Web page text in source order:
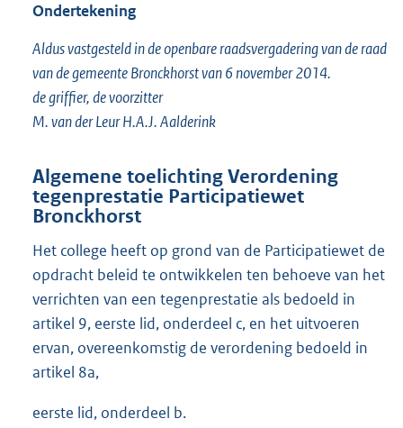
Ondertekening
Aldus vastgesteld in de openbare raadsvergadering van de raad
van de gemeente Bronckhorst van 6 november 2014.
de griffier, de voorzitter
M. van der Leur H.A.J. Aalderink
Algemene toelichting Verordening
tegenprestatie Participatiewet
Bronckhorst
Het college heeft op grond van de Participatiewet de
opdracht beleid te ontwikkelen ten behoeve van het
verrichten van een tegenprestatie als bedoeld in
artikel 9, eerste lid, onderdeel c, en het uitvoeren
ervan, overeenkomstig de verordening bedoeld in
artikel 8a,
eerste lid, onderdeel b.